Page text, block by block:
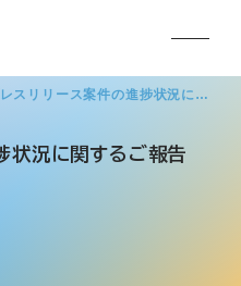
スリリース案件の進捗状況に…
状況に関するご報告